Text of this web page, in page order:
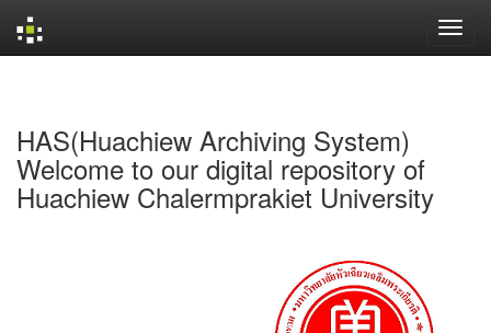
HAS(Huachiew Archiving System)
Welcome to our digital repository of
Huachiew Chalermprakiet University